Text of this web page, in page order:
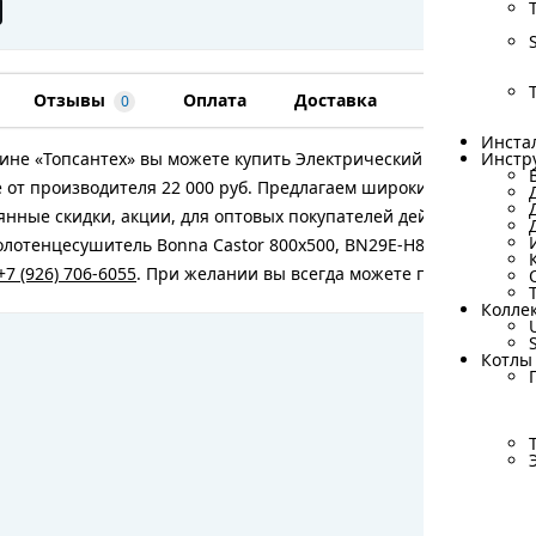
Котлы
Котлы
Отзывы 0 Оплата Доставка
«Топсантех» вы можете купить Электрический
производителя 22 000 руб. Предлагаем широкий
скидки, акции, для оптовых покупателей действуют
Bonna Castor 800x500, BN29E-H800W500-
(926) 706-6055. При желании вы всегда можете посетить